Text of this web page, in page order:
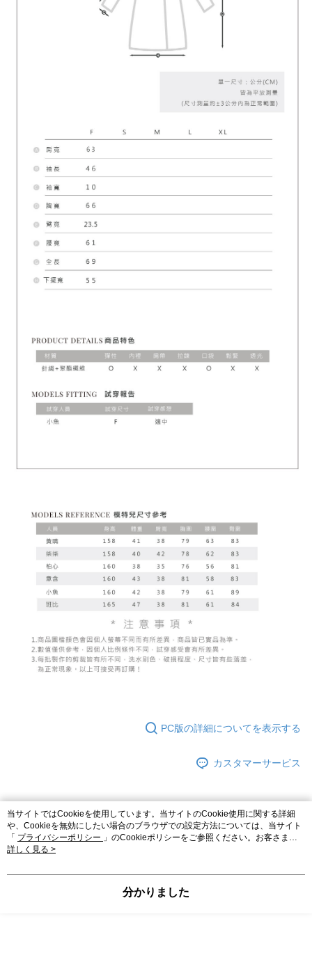
PC版の詳細についてを表示する
カスタマーサービス
商品関連カテゴリー（2）
おすすめの人気商品
本カテゴリーの人気商品 サイト全体のランキング
当サイトではCookieを使用しています。当サイトのCookie使用に関する詳細
や、Cookieを無効にしたい場合のブラウザでの設定方法については、当サイト
「 プライバシーポリシー 」のCookieポリシーをご参照ください。お客さま
が、当サイトを引き続き使用される場合、当社がサイト利用規約のCookieポリ
詳しく見る >
分かりました